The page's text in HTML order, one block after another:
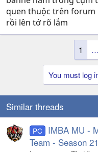
quen thuộc trên forum
rồi lên tớ rõ lắm
1 …
You must log
Similar threads
PC
IMBA MU -
Team - Season